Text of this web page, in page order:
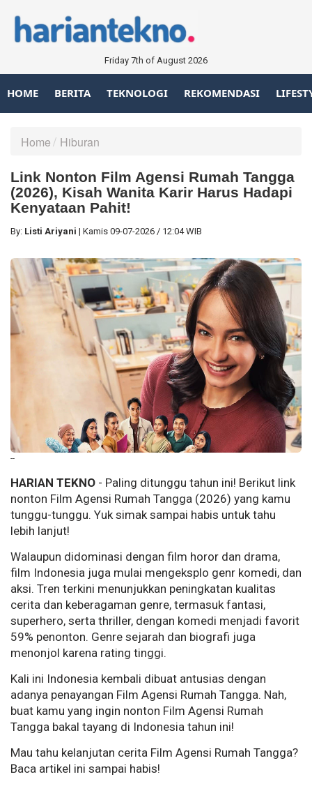
Friday 7th of August 2026
HOME BERITA TEKNOLOGI REKOMENDASI
Home Hiburan
Link Nonton Film Agensi Rumah Tangga
(2026), Kisah Wanita Karir Harus Hadapi
Kenyataan Pahit!
By: Listi Ariyani | Kamis 09-07-2026 / 12:04 WIB
--
HARIAN TEKNO - Paling ditunggu tahun ini! Berikut link
nonton Film Agensi Rumah Tangga (2026) yang kamu
tunggu-tunggu. Yuk simak sampai habis untuk tahu
lebih lanjut!
Walaupun didominasi dengan film horor dan drama,
film Indonesia juga mulai mengeksplo genr komedi, dan
aksi. Tren terkini menunjukkan peningkatan kualitas
cerita dan keberagaman genre, termasuk fantasi,
superhero, serta thriller, dengan komedi menjadi favorit
59% penonton. Genre sejarah dan biografi juga
menonjol karena rating tinggi.
Kali ini Indonesia kembali dibuat antusias dengan
adanya penayangan Film Agensi Rumah Tangga. Nah,
buat kamu yang ingin nonton Film Agensi Rumah
Tangga bakal tayang di Indonesia tahun ini!
Mau tahu kelanjutan cerita Film Agensi Rumah Tangga?
Baca artikel ini sampai habis!